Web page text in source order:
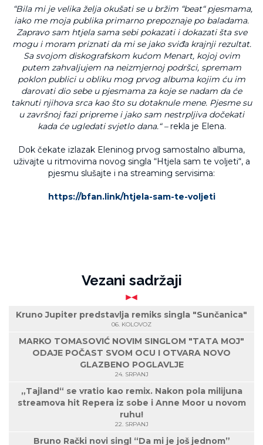
“Bila mi je velika želja okušati se u bržim “beat“ pjesmama,
iako me moja publika primarno prepoznaje po baladama.
Zapravo sam htjela sama sebi pokazati i dokazati šta sve
mogu i moram priznati da mi se jako sviđa krajnji rezultat.
Sa svojom diskografskom kućom Menart, kojoj ovim
putem zahvaljujem na neizmjernoj podršci, spremam
poklon publici u obliku mog prvog albuma kojim ću im
darovati dio sebe u pjesmama za koje se nadam da će
taknuti njihova srca kao što su dotaknule mene. Pjesme su
u završnoj fazi pripreme i jako sam nestrpljiva dočekati
kada će ugledati svjetlo dana.“ –rekla je Elena.
Dok čekate izlazak Eleninog prvog samostalno albuma,
uživajte u ritmovima novog singla “Htjela sam te voljeti“, a
pjesmu slušajte i na streaming servisima:
https://bfan.link/htjela-sam-te-voljeti
Vezani sadržaji
Kruno Jupiter predstavlja remiks singla "Sunčanica"
06. KOLOVOZ
MARKO TOMASOVIĆ NOVIM SINGLOM "TATA MOJ"
ODAJE POČAST SVOM OCU I OTVARA NOVO
GLAZBENO POGLAVLJE
24. SRPANJ
„Tajland“ se vratio kao remix. Nakon pola milijuna
streamova hit Repera iz sobe i Anne Moor u novom
ruhu!
22. SRPANJ
Bruno Rački novi singl “Da mi je još jednom”